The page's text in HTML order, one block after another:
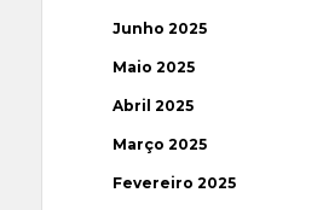
Junho 2025
Maio 2025
Abril 2025
Março 2025
Fevereiro 2025